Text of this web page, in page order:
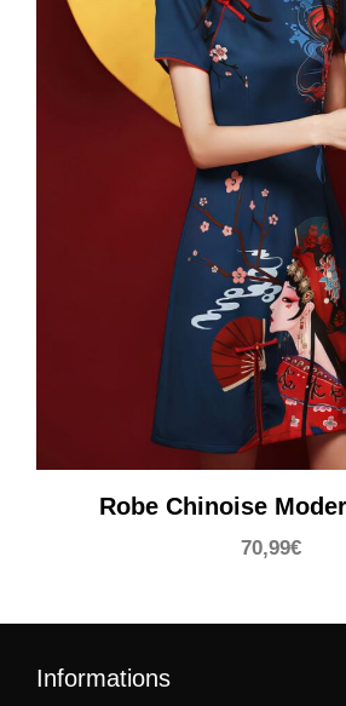
Robe Chinoise
70,99€
Informations